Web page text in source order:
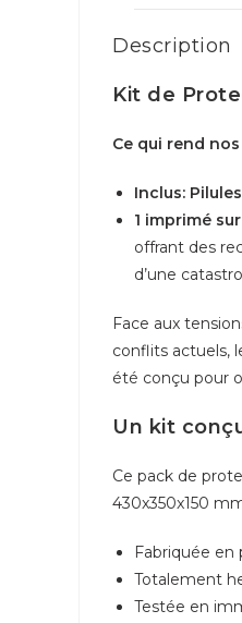
NBC
pour
personne
masques
gaz
PRO
RSG
400
RD40
A2B2E2K2P3
RSG
capacité
et
compteur
Description
Kit de
Ce qui rend
Inclus:
1 imprimé
offrant des
d’une
Face aux
conflits actuels,
été conçu pour
Un kit
Ce pack de
430x350x150
Fabriquée en
Totalement
Testée en